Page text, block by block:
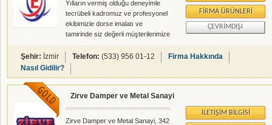
Yılların vermiş olduğu deneyimle
tecrübeli kadromuz ve profesyonel
ekibimizle dorse imalatı ve
tamirinde siz değerli müşterilerimize
hizmet vermekten saygı duyarız.
FIRMA ÜRÜNLERI
ÇEVRIMDIŞI
Şehir:İzmir Telefon:(533) 956 01-12
Firma Hakkında
Nasıl Gidilir?
Zirve Damper ve Metal Sanayi
Zirve Damper ve Metal Sanayi, 342
İLETIŞIM BILGISI